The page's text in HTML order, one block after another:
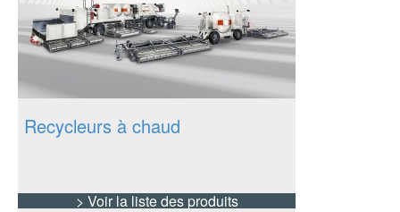
Recycleurs à chaud
> Voir la liste des produits